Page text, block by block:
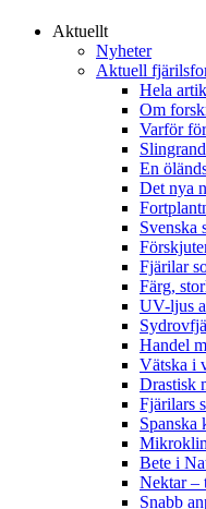
Aktuellt
Nyheter
Aktuell
Hela
Om
Varför
En
Det nya
Svenska
Fjärilar
Färg,
UV-ljus
Handel
Vätska i
Drastisk
Fjärilars
Spanska
Bete i
Nektar –
Snabb